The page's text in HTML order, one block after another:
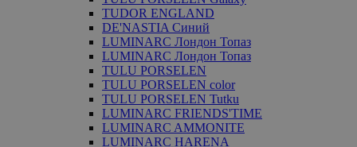
TUDOR ENGLAND
DE'NASTIA Синий
LUMINARC Лондон Топаз
LUMINARC Лондон Топаз
TULU PORSELEN
TULU PORSELEN color
TULU PORSELEN Tutku
LUMINARC FRIENDS'TIME
LUMINARC AMMONITE
LUMINARC HARENA